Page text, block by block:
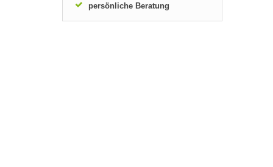
persönliche Beratung